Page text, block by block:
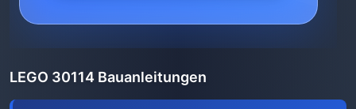
LEGO 30114 Bauanleitungen